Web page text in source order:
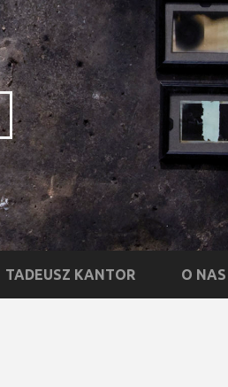
TADEUSZ KANTOR O NAS